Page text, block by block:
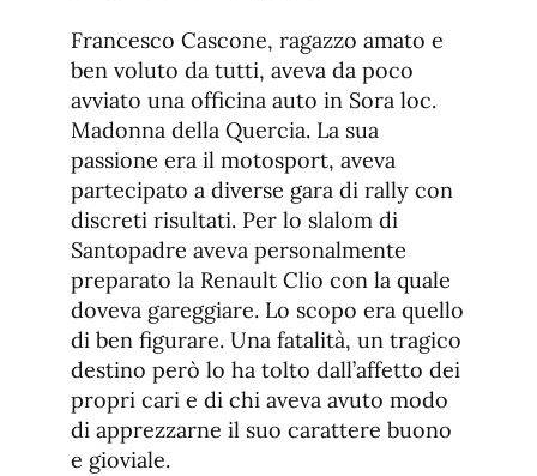
Francesco Cascone, ragazzo amato e
ben voluto da tutti, aveva da poco
avviato una officina auto in Sora loc.
Madonna della Quercia. La sua
passione era il motosport, aveva
partecipato a diverse gara di rally con
discreti risultati. Per lo slalom di
Santopadre aveva personalmente
preparato la Renault Clio con la quale
doveva gareggiare. Lo scopo era quello
di ben figurare. Una fatalità, un tragico
destino però lo ha tolto dall’affetto dei
propri cari e di chi aveva avuto modo
di apprezzarne il suo carattere buono
e gioviale.